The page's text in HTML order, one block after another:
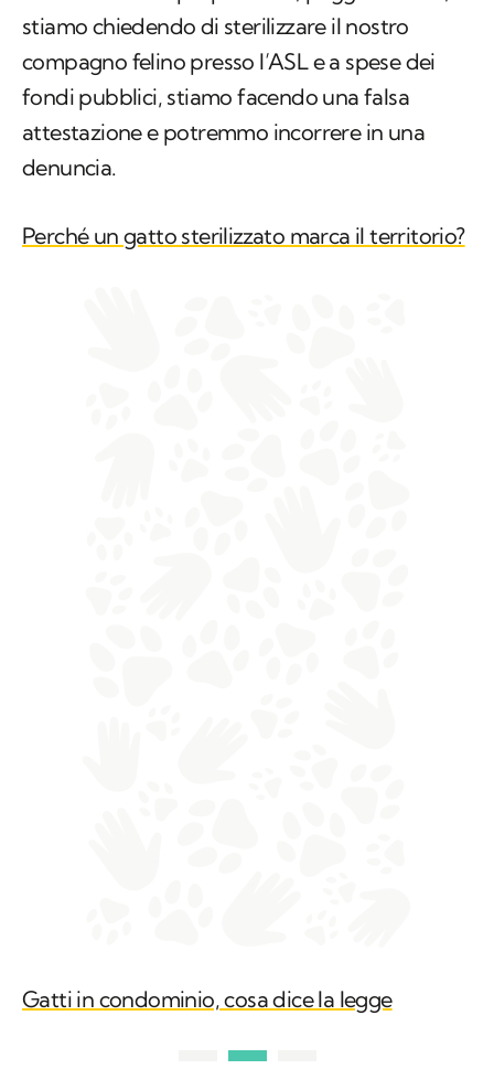
stiamo chiedendo di sterilizzare il nostro
compagno felino presso l’ASL e a spese dei
fondi pubblici, stiamo facendo una falsa
attestazione e potremmo incorrere in una
denuncia.
Perché un gatto sterilizzato marca il territorio?
Gatti in condominio, cosa dice la legge